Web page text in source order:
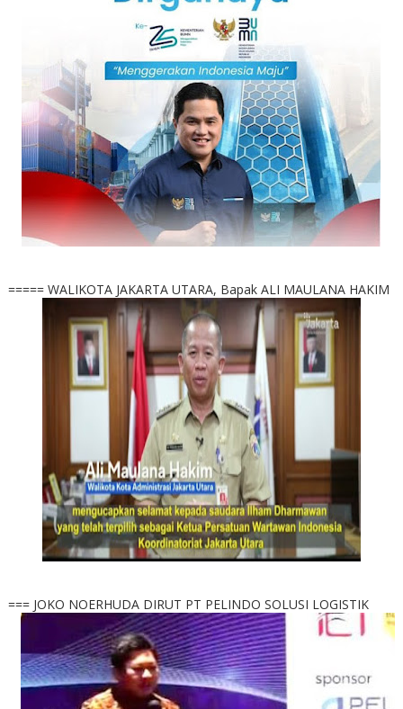
===== WALIKOTA JAKARTA UTARA, Bapak ALI MAULANA HAKIM
=== JOKO NOERHUDA DIRUT PT PELINDO SOLUSI LOGISTIK